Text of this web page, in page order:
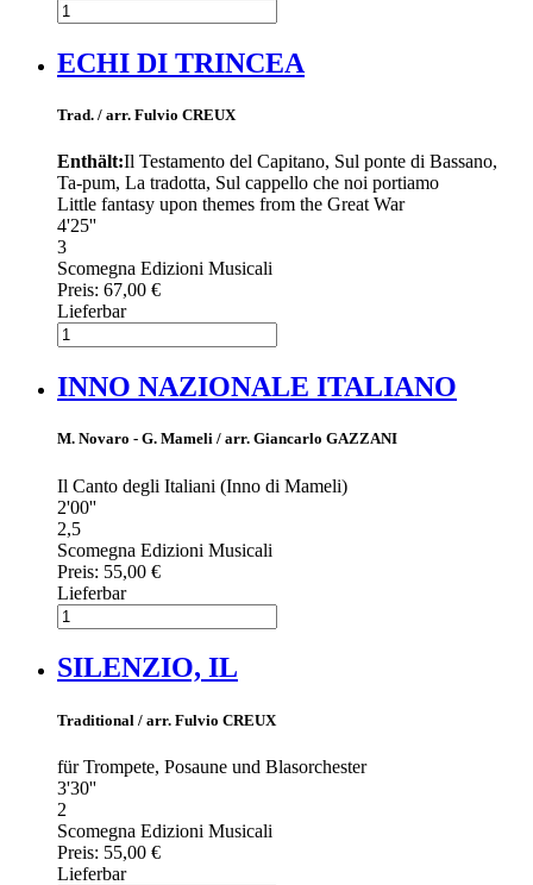
ECHI DI TRINCEA
Trad. / arr. Fulvio CREUX
Enthält:Il Testamento del Capitano, Sul ponte di Bassano,
Ta-pum, La tradotta, Sul cappello che noi portiamo
Little fantasy upon themes from the Great War
4'25''
3
Scomegna Edizioni Musicali
Preis: 67,00 €
Lieferbar
INNO NAZIONALE ITALIANO
M. Novaro - G. Mameli / arr. Giancarlo GAZZANI
Il Canto degli Italiani (Inno di Mameli)
2'00''
2,5
Scomegna Edizioni Musicali
Preis: 55,00 €
Lieferbar
SILENZIO, IL
Traditional / arr. Fulvio CREUX
für Trompete, Posaune und Blasorchester
3'30''
2
Scomegna Edizioni Musicali
Preis: 55,00 €
Lieferbar